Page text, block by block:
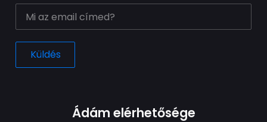
Ádám elérhetősége